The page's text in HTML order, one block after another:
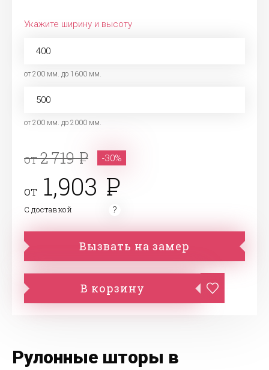
Укажите ширину и высоту
от 200 мм. до 1600 мм.
от 200 мм. до 2000 мм.
от2 719 -30%
от 1,903
С доставкой
Вызвать на замер
В корзину
Рулонные шторы в